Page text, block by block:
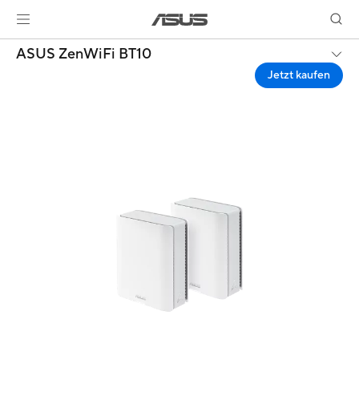
ASUS ZenWiFi BT10
Jetzt kaufen